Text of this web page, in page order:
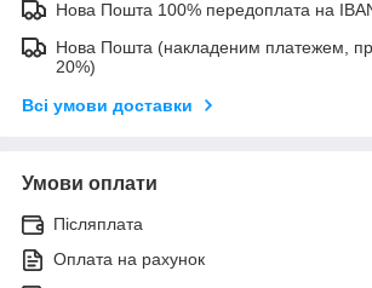
Нова Пошта 100% передоплата на
Нова Пошта (накладеним платежем,
20%)
Всі умови доставки
Умови оплати
Післяплата
Оплата на рахунок